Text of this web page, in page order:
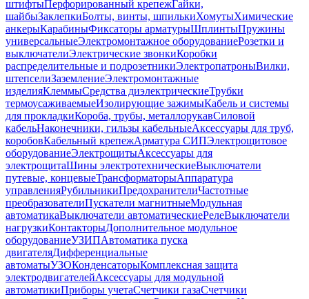
штифтыПерфорированный крепежГайки,
шайбыЗаклепкиБолты, винты, шпилькиХомутыХимические
анкерыКарабиныФиксаторы арматурыШплинтыПружины
универсальныеЭлектромонтажное оборудованиеРозетки и
выключателиЭлектрические звонкиКоробки
распределительные и подрозетникиЭлектропатроныВилки,
штепселиЗаземлениеЭлектромонтажные
изделияКлеммыСредства диэлектрическиеТрубки
термоусаживаемыеИзолирующие зажимыКабель и системы
для прокладкиКороба, трубы, металлорукавСиловой
кабельНаконечники, гильзы кабельныеАксессуары для труб,
коробовКабельный крепежАрматура СИПЭлектрощитовое
оборудованиеЭлектрощитыАксессуары для
электрощитаШины электротехническиеВыключатели
путевые, концевыеТрансформаторыАппаратура
управленияРубильникиПредохранителиЧастотные
преобразователиПускатели магнитныеМодульная
автоматикаВыключатели автоматическиеРелеВыключатели
нагрузкиКонтакторыДополнительное модульное
оборудованиеУЗИПАвтоматика пуска
двигателяДифференциальные
автоматыУЗОКонденсаторыКомплексная защита
электродвигателейАксессуары для модульной
автоматикиПриборы учетаСчетчики газаСчетчики